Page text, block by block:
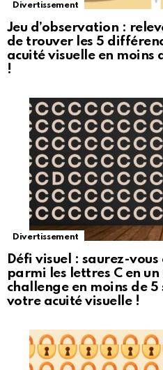
Divertissement
Jeu d’observation :
de trouver les 5
acuité visuelle en moins
!
Divertissement
Défi visuel : saurez-
parmi les lettres C en un
challenge en moins de 5
votre acuité visuelle !